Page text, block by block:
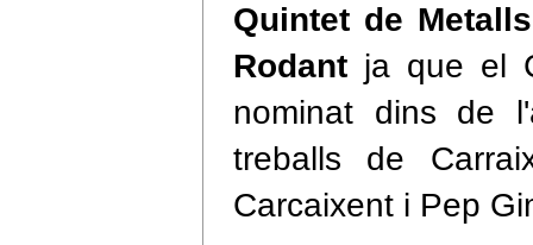
Quintet de
Rodantja que el
nominat dins de
treballs de
Carcaixent i Pep